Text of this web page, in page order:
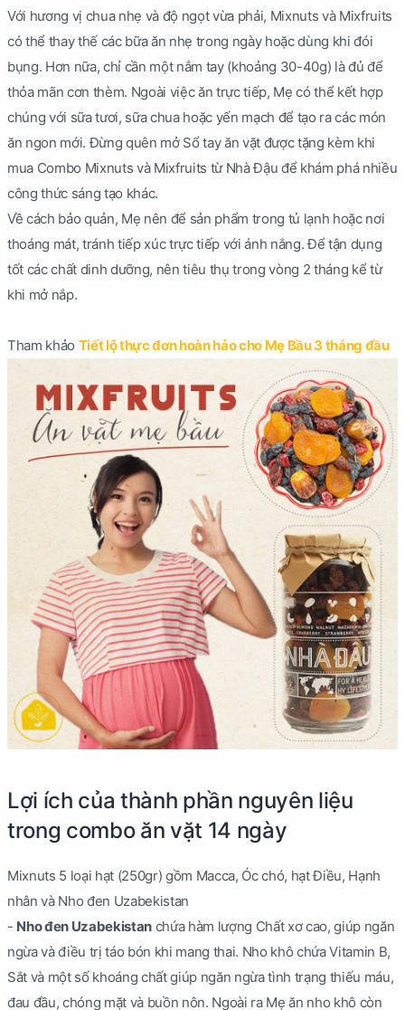
Với hương vị chua nhẹ và độ ngọt vừa phải, Mixnuts và Mixfruits
có thể thay thế các bữa ăn nhẹ trong ngày hoặc dùng khi đói
bụng. Hơn nữa, chỉ cần một nắm tay (khoảng 30-40g) là đủ để
thỏa mãn cơn thèm. Ngoài việc ăn trực tiếp, Mẹ có thể kết hợp
chúng với sữa tươi, sữa chua hoặc yến mạch để tạo ra các món
ăn ngon mới. Đừng quên mở Sổ tay ăn vặt được tặng kèm khi
mua Combo Mixnuts và Mixfruits từ Nhà Đậu để khám phá nhiều
công thức sáng tạo khác.
Về cách bảo quản, Mẹ nên để sản phẩm trong tủ lạnh hoặc nơi
thoáng mát, tránh tiếp xúc trực tiếp với ánh nắng. Để tận dụng
tốt các chất dinh dưỡng, nên tiêu thụ trong vòng 2 tháng kể từ
khi mở nắp.
Tham khảo Tiết lộ thực đơn hoàn hảo cho Mẹ Bầu 3 tháng đầu
Lợi ích của thành phần nguyên liệu
trong combo ăn vặt 14 ngày
Mixnuts 5 loại hạt (250gr) gồm Macca, Óc chó, hạt Điều, Hạnh
nhân và Nho đen Uzabekistan
- Nho đen Uzabekistanchứa hàm lượng Chất xơ cao, giúp ngăn
ngừa và điều trị táo bón khi mang thai. Nho khô chứa Vitamin B,
Sắt và một số khoáng chất giúp ngăn ngừa tình trạng thiếu máu,
đau đầu, chóng mặt và buồn nôn. Ngoài ra Mẹ ăn nho khô còn